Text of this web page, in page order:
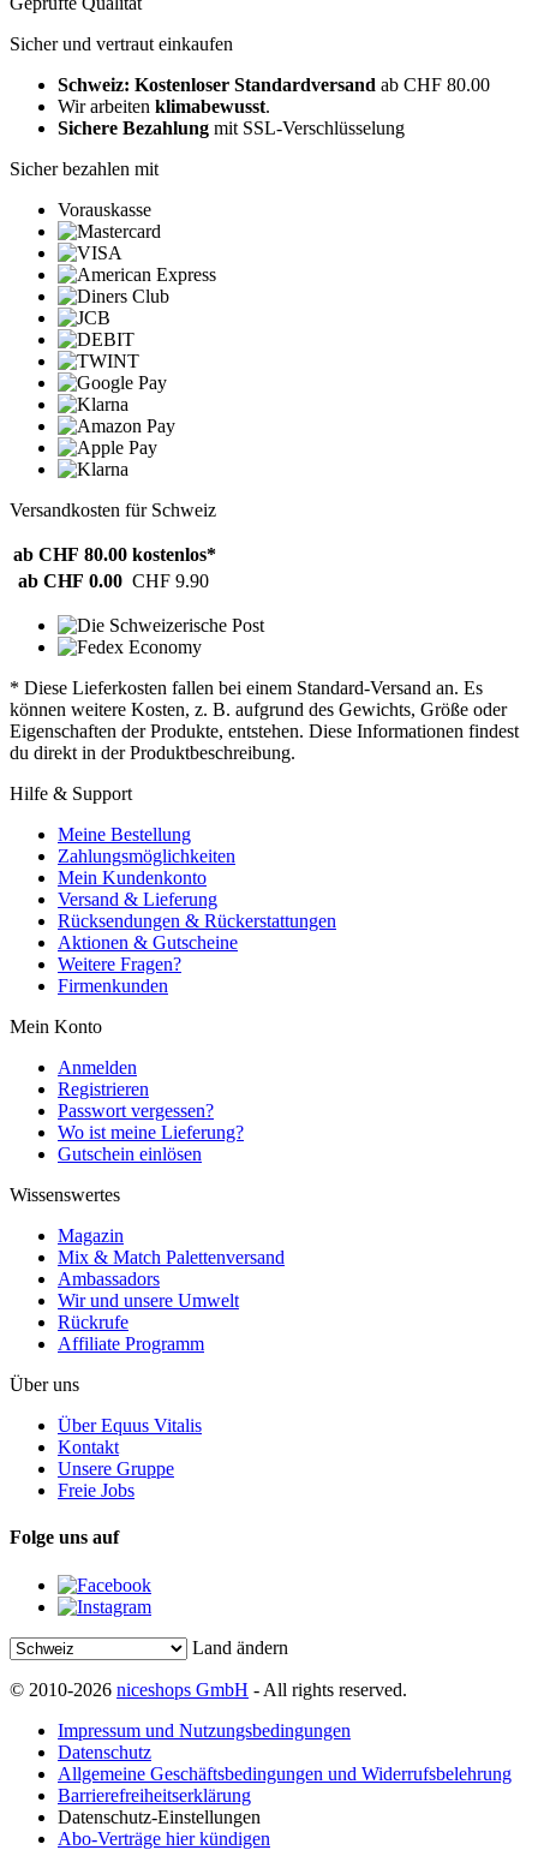
Sicher und vertraut einkaufen
Schweiz: Kostenloser Standardversand ab CHF 80.00
Wir arbeiten klimabewusst.
Sichere Bezahlung mit SSL-Verschlüsselung
Sicher bezahlen mit
Vorauskasse
Versandkosten für Schweiz
ab CHF 80.00 kostenlos*
ab CHF 0.00 CHF 9.90
* Diese Lieferkosten fallen bei einem Standard-Versand an. Es
können weitere Kosten, z. B. aufgrund des Gewichts, Größe oder
Eigenschaften der Produkte, entstehen. Diese Informationen findest
du direkt in der Produktbeschreibung.
Hilfe & Support
Meine Bestellung
Zahlungsmöglichkeiten
Mein Kundenkonto
Versand & Lieferung
Rücksendungen & Rückerstattungen
Aktionen & Gutscheine
Weitere Fragen?
Firmenkunden
Mein Konto
Anmelden
Registrieren
Passwort vergessen?
Wo ist meine Lieferung?
Gutschein einlösen
Wissenswertes
Magazin
Mix & Match Palettenversand
Ambassadors
Wir und unsere Umwelt
Rückrufe
Affiliate Programm
Über uns
Über Equus Vitalis
Kontakt
Unsere Gruppe
Freie Jobs
Folge uns auf
Land ändern
© 2010-2026 niceshops GmbH - All rights reserved.
Impressum und Nutzungsbedingungen
Datenschutz
Allgemeine Geschäftsbedingungen und Widerrufsbelehrung
Barrierefreiheitserklärung
Datenschutz-Einstellungen
Abo-Verträge hier kündigen